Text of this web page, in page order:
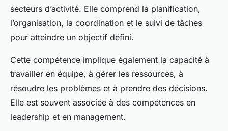
secteurs d’activité. Elle comprend la planification,
l’organisation, la coordination et le suivi de tâches
pour atteindre un objectif défini.
Cette compétence implique également la capacité à
travailler en équipe, à gérer les ressources, à
résoudre les problèmes et à prendre des décisions.
Elle est souvent associée à des compétences en
leadership et en management.